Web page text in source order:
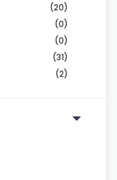
(20)
(0)
(0)
(31)
(2)